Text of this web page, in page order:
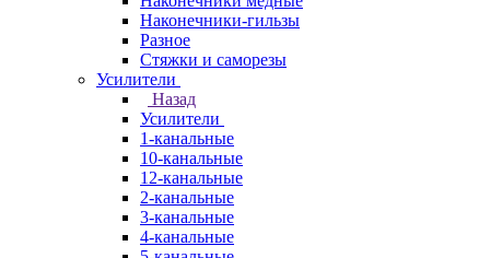
Наконечники-гильзы
Разное
Стяжки и саморезы
Усилители
Назад
Усилители
1-канальные
10-канальные
12-канальные
2-канальные
3-канальные
4-канальные